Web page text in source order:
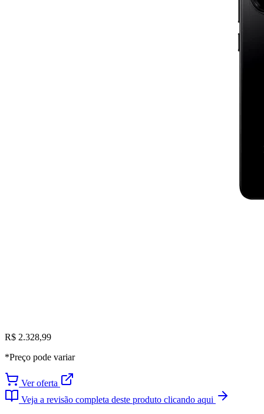
R$ 2.328,99
*Preço pode variar
Ver oferta
Veja a revisão completa deste produto clicando aqui